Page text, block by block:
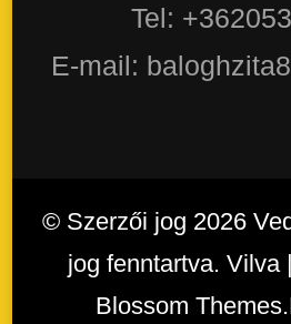
Tel:
E-mail:
© Szerzői jog 2026
jog fenntartva. Vilva
Blossom Themes